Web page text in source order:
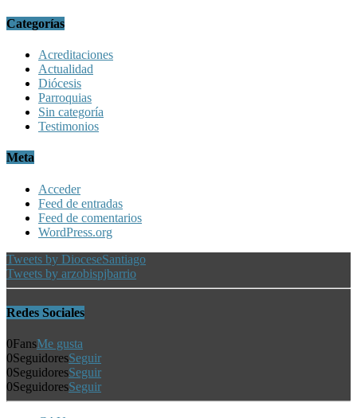
Categorías
Acreditaciones
Actualidad
Diócesis
Parroquias
Sin categoría
Testimonios
Meta
Acceder
Feed de entradas
Feed de comentarios
WordPress.org
Tweets by DioceseSantiago
Tweets by arzobispjbarrio
Redes Sociales
0FansMe gusta
0SeguidoresSeguir
0SeguidoresSeguir
0SeguidoresSeguir